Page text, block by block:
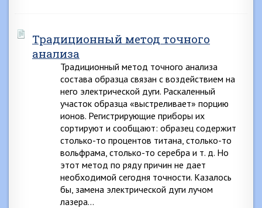
Традиционный метод точного
анализа
Традиционный метод точного анализа
состава образца связан с воздействием на
него электрической дуги. Раскаленный
участок образца «выстреливает» порцию
ионов. Регистрирующие приборы их
сортируют и сообщают: образец содержит
столько-то процентов титана, столько-то
вольфрама, столько-то серебра и т. д. Но
этот метод по ряду причин не дает
необходимой сегодня точности. Казалось
бы, замена электрической дуги лучом
лазера…